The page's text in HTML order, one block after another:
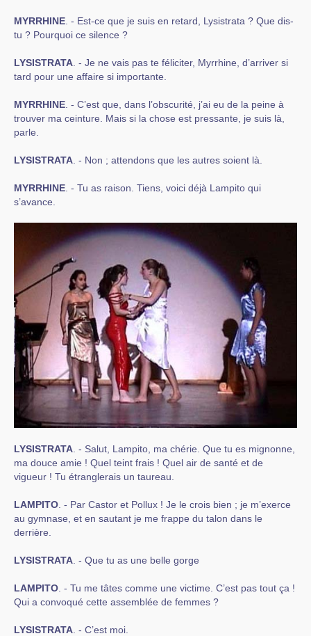
MYRRHINE. - Est-ce que je suis en retard, Lysistrata ? Que dis-
tu ? Pourquoi ce silence ?
LYSISTRATA. - Je ne vais pas te féliciter, Myrrhine, d’arriver si
tard pour une affaire si importante.
MYRRHINE. - C’est que, dans l’obscurité, j’ai eu de la peine à
trouver ma ceinture. Mais si la chose est pressante, je suis là,
parle.
LYSISTRATA. - Non ; attendons que les autres soient là.
MYRRHINE. - Tu as raison. Tiens, voici déjà Lampito qui
s’avance.
LYSISTRATA . - Salut, Lampito, ma chérie. Que tu es mignonne,
ma douce amie ! Quel teint frais ! Quel air de santé et de
vigueur ! Tu étranglerais un taureau.
LAMPITO . - Par Castor et Pollux ! Je le crois bien ; je m’exerce
au gymnase, et en sautant je me frappe du talon dans le
derrière.
LYSISTRATA . - Que tu as une belle gorge
LAMPITO . - Tu me tâtes comme une victime. C’est pas tout ça !
Qui a convoqué cette assemblée de femmes ?
LYSISTRATA . - C’est moi.